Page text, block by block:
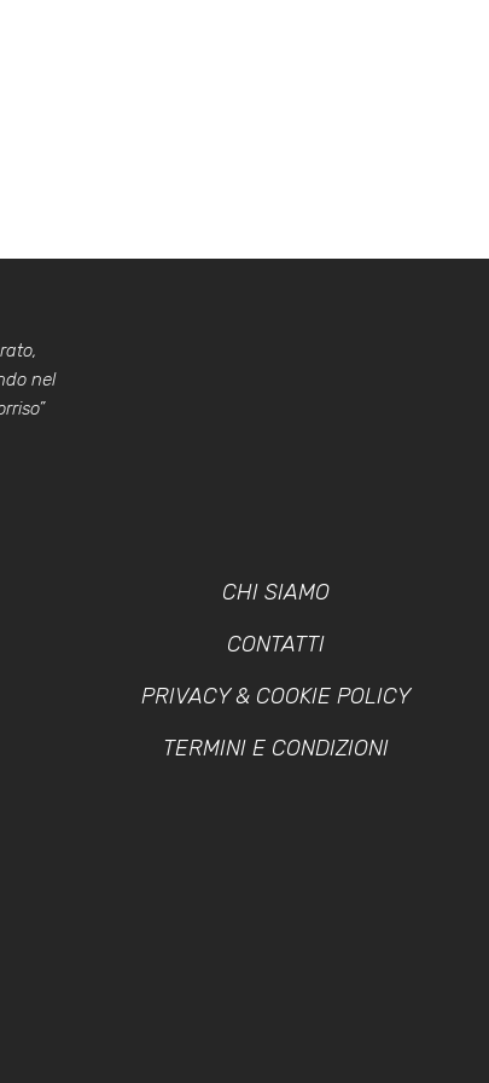
nel
CHI SIAMO
CONTATTI
PRIVACY & COOKIE POLICY
TERMINI E CONDIZIONI